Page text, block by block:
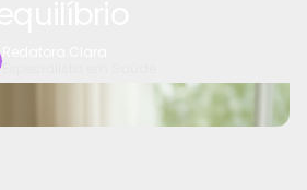
Especialista em Saúde